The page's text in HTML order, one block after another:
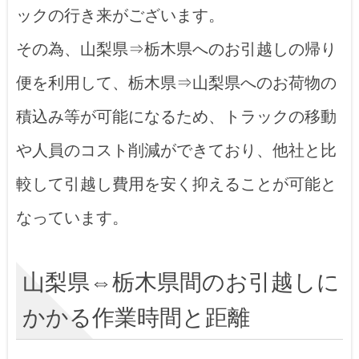
ックの行き来がございます。
その為、山梨県⇒栃木県へのお引越しの帰り
便を利用して、栃木県⇒山梨県へのお荷物の
積込み等が可能になるため、トラックの移動
や人員のコスト削減ができており、他社と比
較して引越し費用を安く抑えることが可能と
なっています。
山梨県⇔栃木県間のお引越しに
かかる作業時間と距離